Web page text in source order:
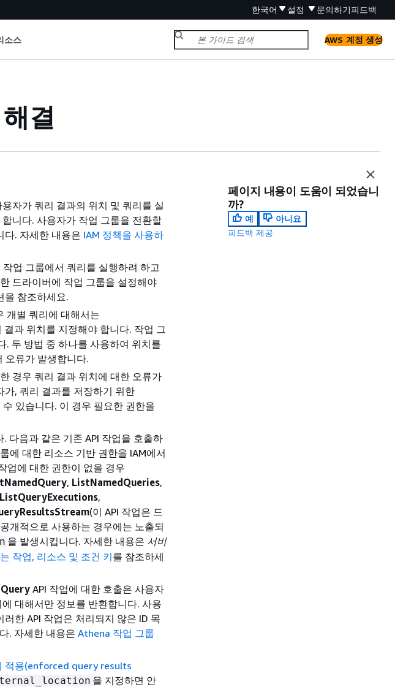
한국어 설정 문의하기피드백
소스 AWS 계정 생성
결
자가 쿼리 결과의 위치 및 쿼리를 실
니다. 사용자가 작업 그룹을 전환할
다. 자세한 내용은 IAM 정책을 사용하
업 그룹에서 쿼리를 실행하려 하고
드라이버에 작업 그룹을 설정해야
을 참조하세요.
개별 쿼리에 대해서는
과 위치를 지정해야 합니다. 작업 그
. 두 방법 중 하나를 사용하여 위치를
오류가 발생합니다.
경우 쿼리 결과 위치에 대한 오류가
가, 쿼리 결과를 저장하기 위한
있습니다. 이 경우 필요한 권한을
다음과 같은 기존 API 작업을 호출하
에 대한 리소스 기반 권한을 IAM에서
업에 대한 권한이 없을 경우
, ListNamedQueries,
ListQueryExecutions,
(이 API 작업은 드
개적으로 사용하는 경우에는 노출되
을 발생시킵니다. 자세한 내용은 서비
작업, 리소스 및 조건 키를 참조하세
API 작업에 대한 호출은 사용자
대해서만 정보를 반환합니다. 사용
한 API 작업은 처리되지 않은 ID 목
. 자세한 내용은 Athena 작업 그룹
적용(enforced query results
을 지정하면 안
페이지 내용이 도움이 되었습니
까?
예
아니요
피드백 제공